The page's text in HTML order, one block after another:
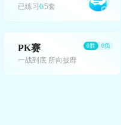
已练习 0/5套
PK赛
一战到底 所向披靡
0胜 0负